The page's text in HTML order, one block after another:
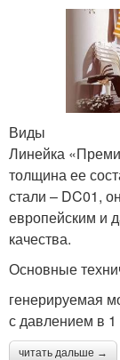
Виды
Линейка
толщина ее
стали – DC01,
европейским и
качества.
Основные
генерируемая
с давлением в 1
читать дальше →